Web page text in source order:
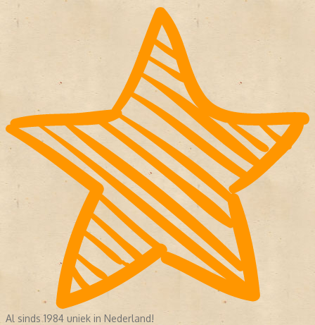
Al sinds 1984 uniek in Nederland!